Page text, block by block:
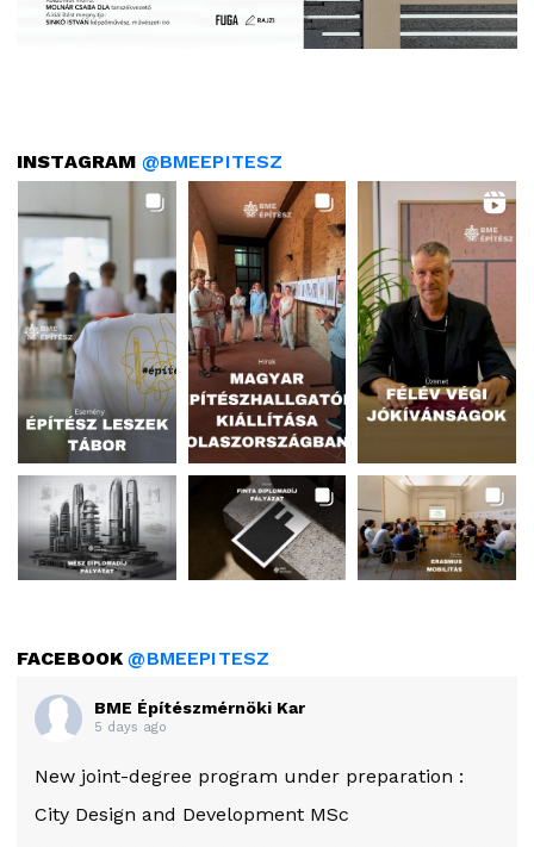
INSTAGRAM @BMEEPITESZ
FACEBOOK@BMEEPITESZ
BME Építészmérnöki Kar
5 days ago
New joint-degree program under preparation :
City Design and Development MSc